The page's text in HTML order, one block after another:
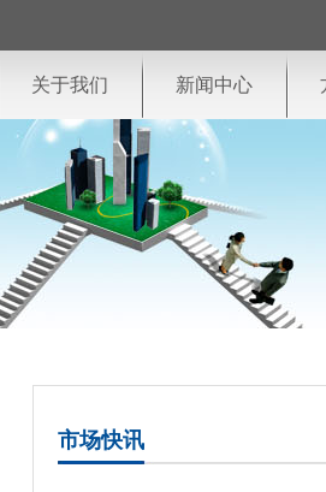
新闻中心
关于我们
市场快讯